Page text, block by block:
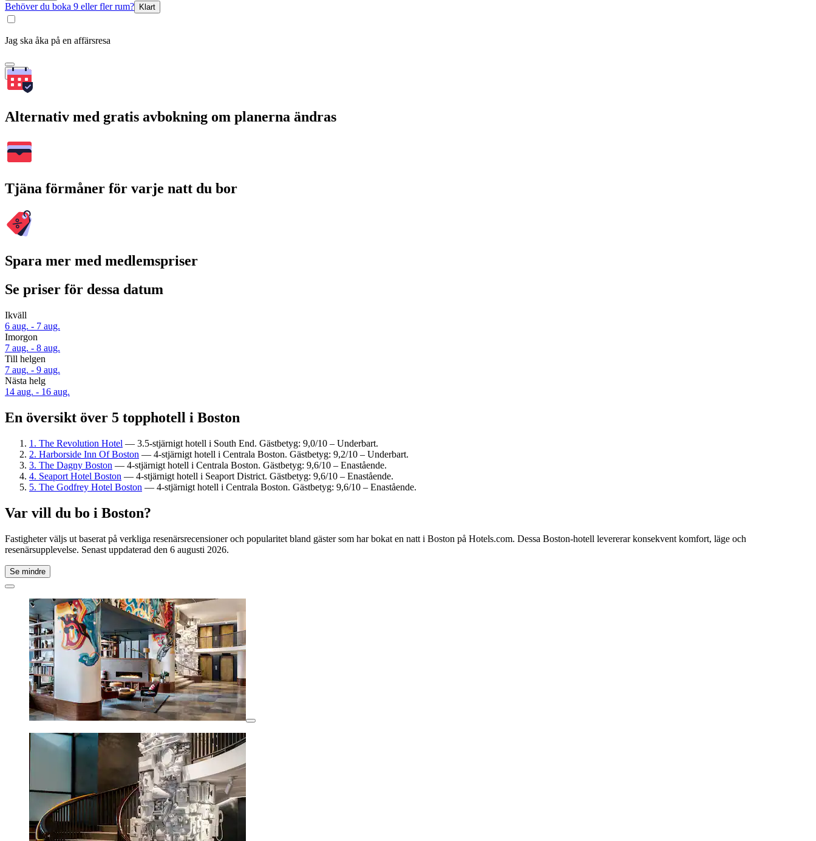
Behöver du boka 9 eller fler rum? Klart
Jag ska åka på en affärsresa
Sök
Alternativ med gratis avbokning om planerna ändras
Tjäna förmåner för varje natt du bor
Spara mer med medlemspriser
Se priser för dessa datum
Ikväll
6 aug. - 7 aug.
Imorgon
7 aug. - 8 aug.
Till helgen
7 aug. - 9 aug.
Nästa helg
14 aug. - 16 aug.
En översikt över 5 topphotell i Boston
1. The Revolution Hotel — 3.5-stjärnigt hotell i South End. Gästbetyg: 9,0/10 – Underbart.
2. Harborside Inn Of Boston — 4-stjärnigt hotell i Centrala Boston. Gästbetyg: 9,2/10 – Underbart.
3. The Dagny Boston — 4-stjärnigt hotell i Centrala Boston. Gästbetyg: 9,6/10 – Enastående.
4. Seaport Hotel Boston — 4-stjärnigt hotell i Seaport District. Gästbetyg: 9,6/10 – Enastående.
5. The Godfrey Hotel Boston — 4-stjärnigt hotell i Centrala Boston. Gästbetyg: 9,6/10 – Enastående.
Var vill du bo i Boston?
Fastigheter väljs ut baserat på verkliga resenärsrecensioner och popularitet bland gäster som har bokat en natt i Boston på Hotels.com. Dessa Boston-hotell levererar konsekvent komfort, läge och
resenärsupplevelse. Senast uppdaterad den 6 augusti 2026.
Se mindre